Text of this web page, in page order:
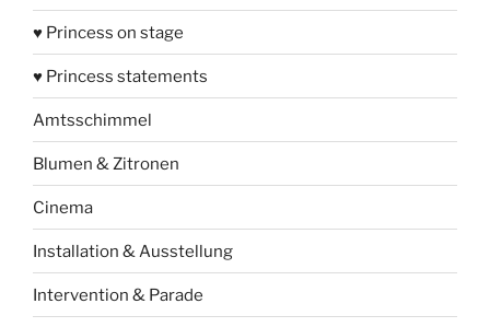
♥ Princess on stage
♥ Princess statements
Amtsschimmel
Blumen & Zitronen
Cinema
Installation & Ausstellung
Intervention & Parade